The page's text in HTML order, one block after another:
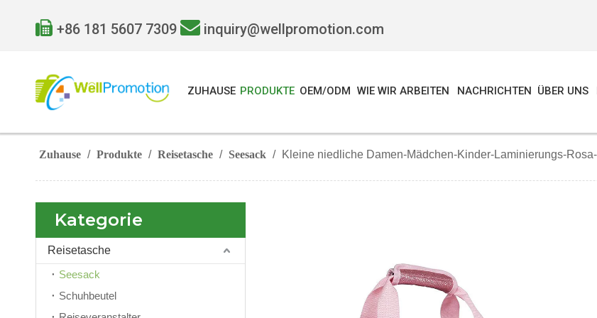
 +86 181 5607 7309  inquiry@wellpromotion.com
ZUHAUSE PRODUKTE OEM/ODM WIE WIR ARBEITEN NACHRICHTEN ÜBER UNS
Zuhause / Produkte / Reisetasche / Seesack / Kleine niedliche Damen-Mädchen-Kinder-Laminierungs-
Kategorie
Reisetasche
Seesack
Schuhbeutel